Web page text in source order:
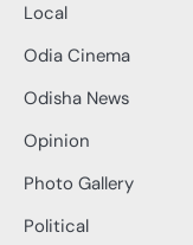
Local
Odia Cinema
Odisha News
Opinion
Photo Gallery
Political